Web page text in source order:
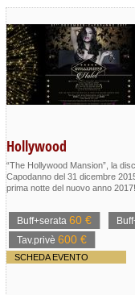
Hollywood
“The Hollywood Mansion”, la
Capodanno del 31 dicembre
prima notte del nuovo anno 2017!
Buff+serata 60 €
Tav.privè 600 €
SCHEDA EVENTO